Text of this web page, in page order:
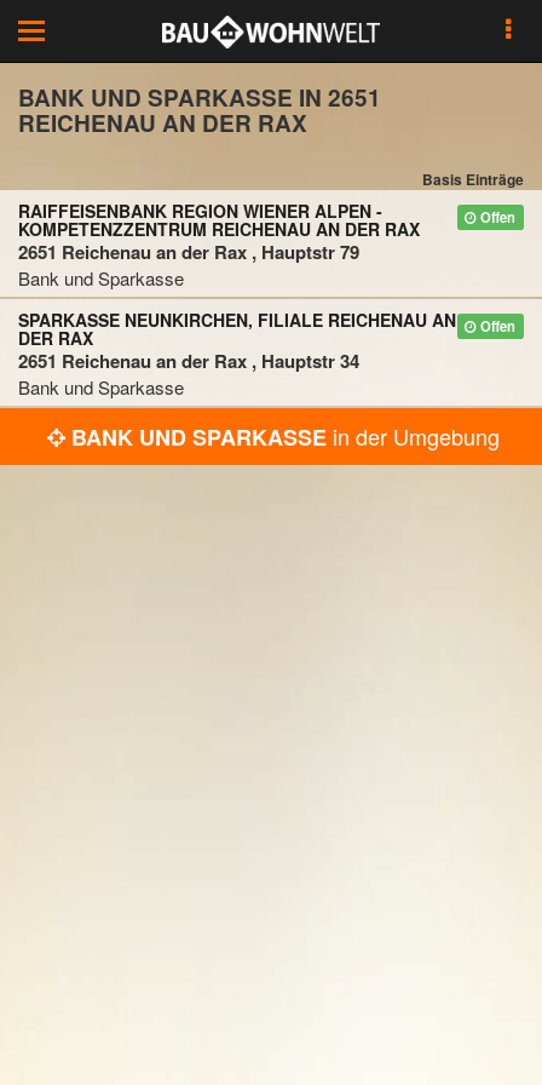
Toggle
navigation
BANK UND SPARKASSE IN 2651
REICHENAU AN DER RAX
Basis Einträge
Offen
RAIFFEISENBANK REGION WIENER ALPEN -
KOMPETENZZENTRUM REICHENAU AN DER RAX
2651 Reichenau an der Rax , Hauptstr 79
Bank und Sparkasse
Offen
SPARKASSE NEUNKIRCHEN, FILIALE REICHENAU AN
DER RAX
2651 Reichenau an der Rax , Hauptstr 34
Bank und Sparkasse
BANK UND SPARKASSE in der Umgebung